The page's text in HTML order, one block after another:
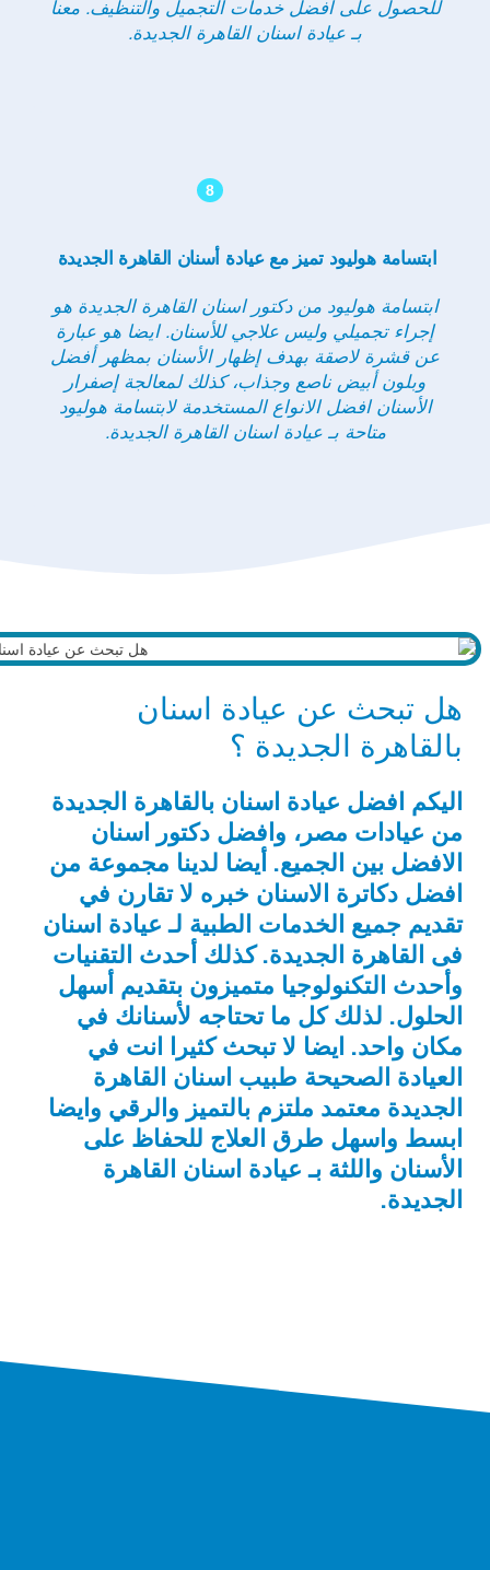
للحصول على أفضل خدمات التجميل والتنظيف. معنا
بـ عيادة اسنان القاهرة الجديدة.
8
ابتسامة هوليود تميز مع عيادة أسنان القاهرة الجديدة
ابتسامة هوليود من دكتور اسنان القاهرة الجديدة هو
إجراء تجميلي وليس علاجي للأسنان. ايضا هو عبارة
عن قشرة لاصقة بهدف إظهار الأسنان بمظهر أفضل
وبلون أبيض ناصع وجذاب، كذلك لمعالجة إصفرار
الأسنان افضل الانواع المستخدمة لابتسامة هوليود
متاحة بـ عيادة اسنان القاهرة الجديدة.
هل تبحث عن عيادة اسنان
بالقاهرة الجديدة ؟
اليكم افضل عيادة اسنان بالقاهرة الجديدة
من عيادات مصر، وافضل دكتور اسنان
الافضل بين الجميع. أيضا لدينا مجموعة من
افضل دكاترة الاسنان خبره لا تقارن في
تقديم جميع الخدمات الطبية لـ عيادة اسنان
فى القاهرة الجديدة. كذلك أحدث التقنيات
وأحدث التكنولوجيا متميزون بتقديم أسهل
الحلول. لذلك كل ما تحتاجه لأسنانك في
مكان واحد. ايضا لا تبحث كثيرا انت في
العيادة الصحيحة طبيب اسنان القاهرة
الجديدة معتمد ملتزم بالتميز والرقي وايضا
ابسط واسهل طرق العلاج للحفاظ على
الأسنان واللثة بـ عيادة اسنان القاهرة
الجديدة.